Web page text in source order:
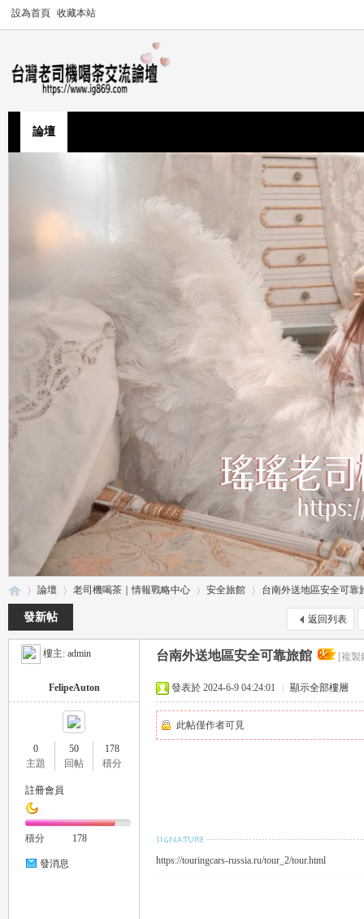
設為首頁 收藏本站
論壇
»
論壇
›
老司機喝茶｜情報戰略中心
›
安全旅館
›
台南外送地區安全可靠
返回列表
發新帖
樓主: admin 台南外送地區安全可靠旅館 [複製
FelipeAuton
0
主題
50
回帖
178
積分
註冊會員
積分 178
發消息
發表於 2024-6-9 04:24:01 顯示全部樓層
此帖僅作者可見
https://touringcars-russia.ru/tour_2/tour.html